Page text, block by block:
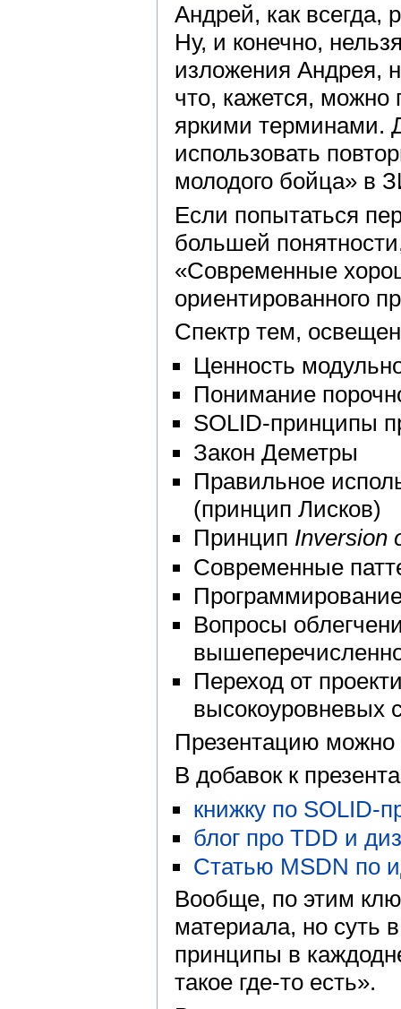
Андрей, как всегда,
Ну, и конечно,
изложения Андрея,
что, кажется,
яркими терминами.
использовать
молодого бойца» в
Если попытаться
большей
«Современные
ориентированного
Спектр тем,
Ценность
Понимание
SOLID-принципы
Закон Деметры
Правильное
(принцип Лисков)
Принцип Inversion
Современные
Вопросы
Переход от
высокоуровневых
Презентацию можно
В добавок к
книжку по SOLID-
блог про TDD и
Статью MSDN по
Вообще, по этим
материала, но суть
принципы в
такое где-то есть».